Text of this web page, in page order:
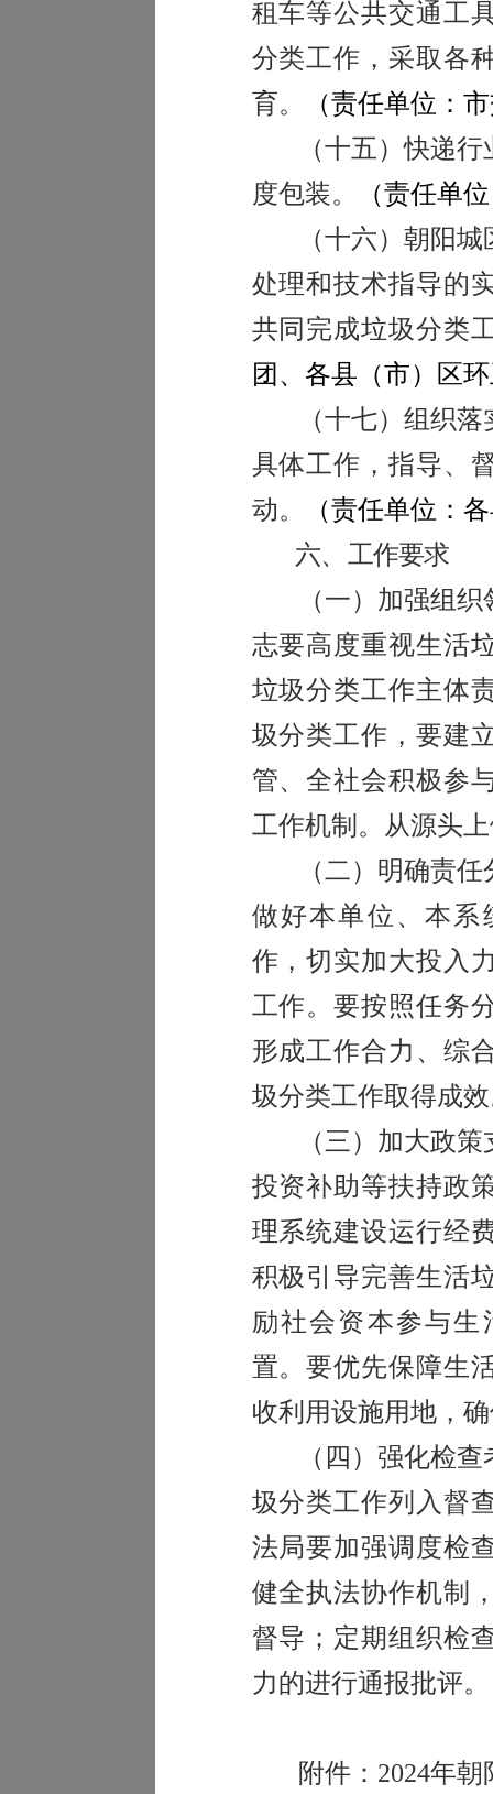
租车等公共交通工
分类工作，采取各
育。
（责任单位：
（十五）快递
度包装。
（责任单
（十六）朝阳
处理和技术指导的
共同完成垃圾分类
团、各县（市）区
（十七）组织
具体工作，指导、
动。
（责任单位：
六、 工作要求
（一）加强组织
志要高度重视生活
垃圾分类工作主体
圾分类工作，要建
管、全社会积极参
工作机制。从源头
（二）明确责任
做好本单位、本系
作，切实加大投入
工作。要按照任务
形成工作合力、综
圾分类工作取得成
（三）加大政策
投资补助等扶持政
理系统建设运行经
积极引导完善生活
励社会资本参与
置。要优先保障生
收利用设施用地，
（四）强化检查
圾分类工作列入督
法局要加强调度检
健全执法协作机制
督导；定期组织检
力的进行通报批评。
附件： 2024年朝